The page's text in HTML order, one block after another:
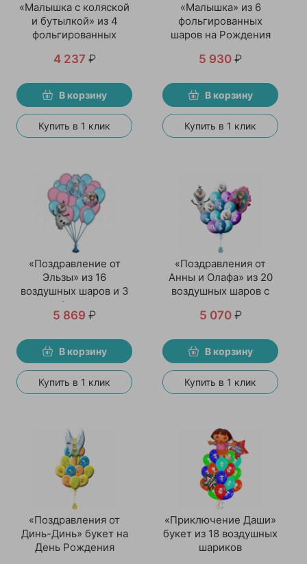
«Малышка с коляской
и бутылкой» из 4
фольгированных
4 237 ₽
В корзину
Купить в 1 клик
«Малышка» из 6
фольгированных
шаров на Рождения
5 930 ₽
В корзину
Купить в 1 клик
«Поздравление от
Эльзы» из 16
воздушных шаров и 3
фигур
5 869 ₽
В корзину
Купить в 1 клик
«Поздравления от
Анны и Олафа» из 20
воздушных шаров с
5 070 ₽
В корзину
Купить в 1 клик
«Поздравления от
Динь-Динь» букет на
День Рождения
«Приключение Даши»
букет из 18 воздушных
шариков